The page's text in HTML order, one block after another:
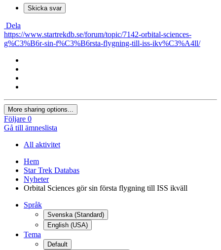
Skicka svar
Dela
https://www.startrekdb.se/forum/topic/7142-orbital-sciences-
g%C3%B6r-sin-f%C3%B6rsta-flygning-till-iss-ikv%C3%A4ll/
More sharing options...
Följare 0
Gå till ämneslista
All aktivitet
Hem
Star Trek Databas
Nyheter
Orbital Sciences gör sin första flygning till ISS ikväll
Språk
Svenska (Standard)
English (USA)
Tema
Default